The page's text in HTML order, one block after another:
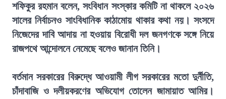
শফিকুর রহমান বলেন, সংবিধান সংস্কার কমিটি না থাকলে ২০২৬
সালের নির্বাচনও সাংবিধানিক কাঠামোয় থাকার কথা নয়। সংসদে
নিজেদের দাবি আদায় না হওয়ায় বিরোধী দল জনগণকে সঙ্গে নিয়ে
রাজপথে আন্দোলনে নেমেছে বলেও জানান তিনি।
বর্তমান সরকারের বিরুদ্ধে আওয়ামী লীগ সরকারের মতো দুর্নীতি,
চাঁদাবাজি ও দলীয়করণের অভিযোগ তোলেন জামায়াত আমির।